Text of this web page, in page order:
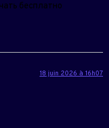
бесплатно
18 juin 2026 à 16h07